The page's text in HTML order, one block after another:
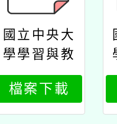
國立中央大
學學習與教
學研究所11
5學年碩士
班甄試入學
檔案下載